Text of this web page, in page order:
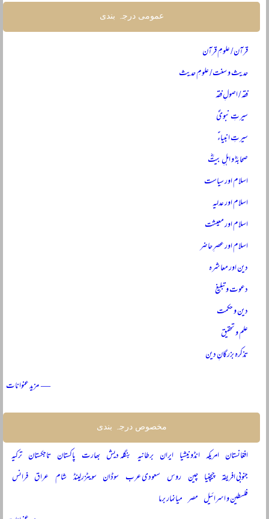
عمومی درجہ بندی
قرآن / علومِ قرآن
حدیث و سنت / علومِ حدیث
فقہ / اصولِ فقہ
سیرتِ نبویؐ
سیرتِ انبیاءؑ
صحابہؓ و اہلِ بیتؓ
اسلام اور سیاست
اسلام اور عدلیہ
اسلام اور معیشت
اسلام اور عصرِ حاضر
دین اور معاشرہ
دعوت و تبلیغ
دین و حکمت
علم و تحقیق
تذکرہ بزرگانِ دین
— مزید عنوانات
مخصوص درجہ بندی
افغانستان امریکہ انڈونیشیا ایران برطانیہ بنگلہ دیش بھارت پاکستان تاجکستان ترکیہ
جنوبی افریقہ چیچنیا چین روس سعودی عرب سوڈان سویٹزرلینڈ شام عراق فرانس
فلسطین و اسرائیل مصر میانمار برما